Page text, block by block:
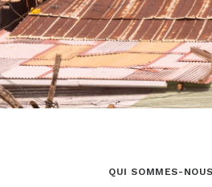
QUI SOMMES-